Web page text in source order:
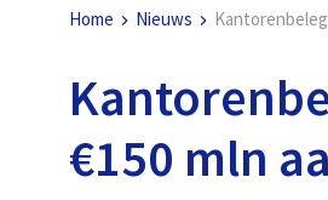
Home Nieuws
€150 mln